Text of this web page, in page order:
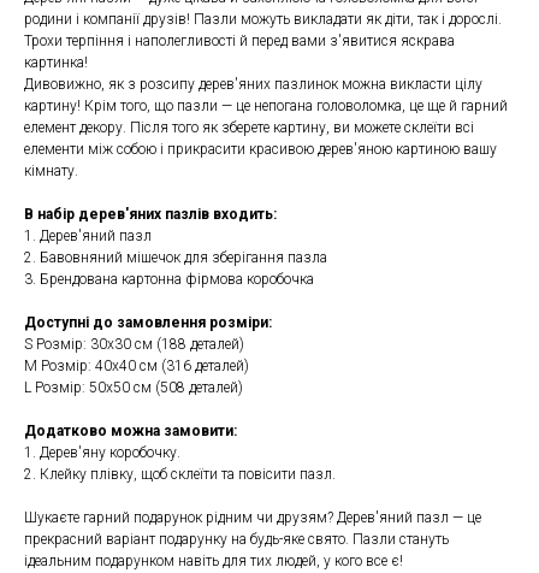
родини і компанії друзів! Пазли можуть викладати як діти, так і дорослі.
Трохи терпіння і наполегливості й перед вами з'явитися яскрава
картинка!
Дивовижно, як з розсипу дерев'яних пазлинок можна викласти цілу
картину! Крім того, що пазли — це непогана головоломка, це ще й гарний
елемент декору. Після того як зберете картину, ви можете склеїти всі
елементи між собою і прикрасити красивою дерев'яною картиною вашу
кімнату.
В набір дерев'яних пазлів входить:
1. Дерев'яний пазл
2. Бавовняний мішечок для зберігання пазла
3. Брендована картонна фірмова коробочка
Доступні до замовлення розміри:
S Розмір: 30х30 см (188 деталей)
M Розмір: 40х40 см (316 деталей)
L Розмір: 50х50 см (508 деталей)
Додатково можна замовити:
1. Дерев'яну коробочку.
2. Клейку плівку, щоб склеїти та повісити пазл.
Шукаєте гарний подарунок рідним чи друзям? Дерев'яний пазл — це
прекрасний варіант подарунку на будь-яке свято. Пазли стануть
ідеальним подарунком навіть для тих людей, у кого все є!